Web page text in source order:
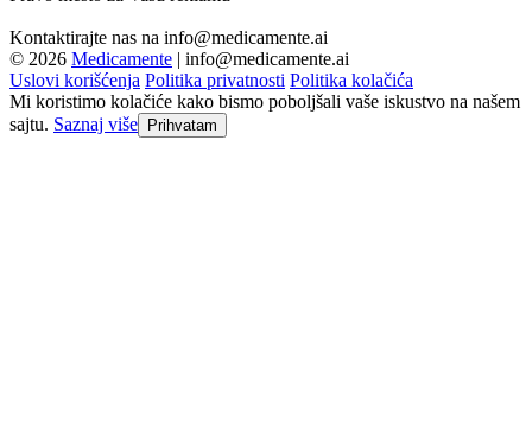
Kontaktirajte nas na info@medicamente.ai
© 2026 Medicamente
info@medicamente.ai
Uslovi korišćenja Politika privatnosti Politika kolačića
Mi koristimo kolačiće kako bismo poboljšali vaše iskustvo na našem
sajtu. Saznaj više Prihvatam